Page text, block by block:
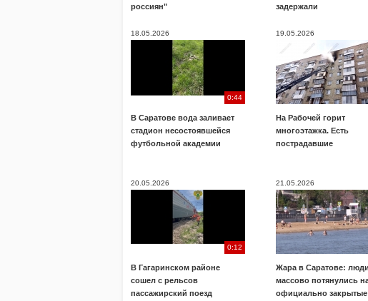
россиян"
задержали
18.05.2026
0:44
В Саратове вода заливает
стадион несостоявшейся
футбольной академии
19.05.2026
На Рабочей горит
многоэтажка. Есть
пострадавшие
20.05.2026
0:12
В Гагаринском районе
сошел с рельсов
пассажирский поезд
21.05.2026
Жара в Саратове: люди
массово потянулись
официально закрытые